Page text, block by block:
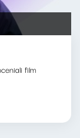
film